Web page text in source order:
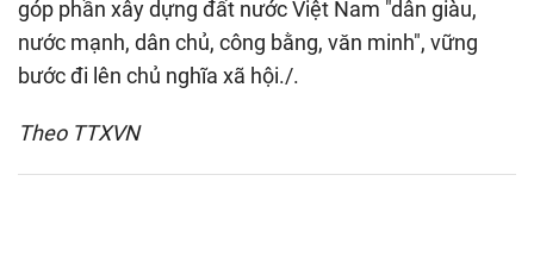
góp phần xây dựng đất nước Việt Nam "dân giàu,
nước mạnh, dân chủ, công bằng, văn minh", vững
bước đi lên chủ nghĩa xã hội./.
Theo TTXVN